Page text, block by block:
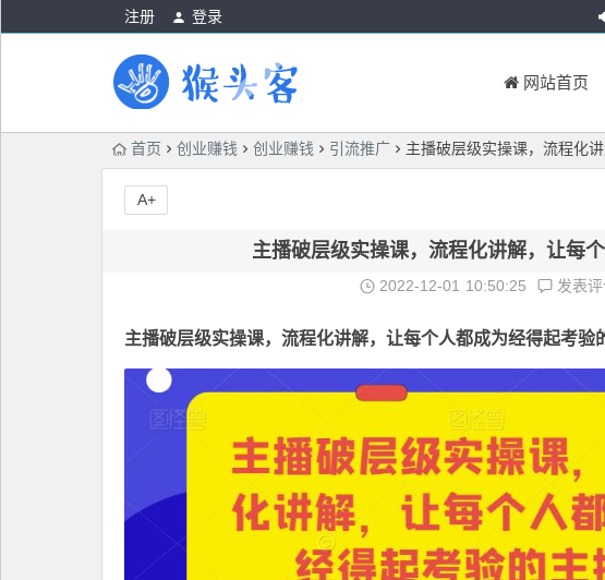
注册 登录
网站首页
首页 创业赚钱 创业赚钱 引流推广 主播破层级实操课，流程化
主播破层级实操课，流程化讲解，让每
2022-12-01 10:50:25 发表
主播破层级实操课，流程化讲解， 让每个人都成为经得起考验
A+